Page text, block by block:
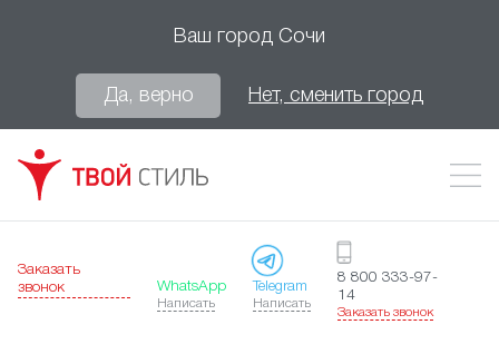
Ваш город Сочи
Да, верно Нет, сменить город
Заказать
звонок
WhatsApp
Написать
Telegram
Написать
8 800 333-97-
14
Заказать звонок